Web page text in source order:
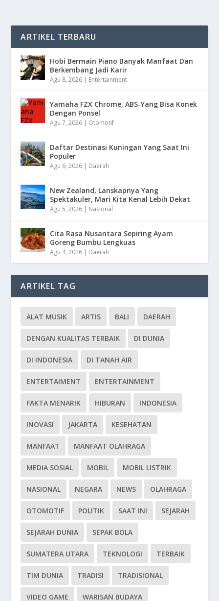
ARTIKEL TERBARU
Hobi Bermain Piano Banyak Manfaat Dan
Berkembang Jadi Karir
Agu 8, 2026 | Entertainment
Yamaha FZX Chrome, ABS-Yang Bisa Konek
Dengan Ponsel
Agu 7, 2026 | Otomotif
Daftar Destinasi Kuningan Yang Saat Ini
Populer
Agu 6, 2026 | Daerah
New Zealand, Lanskapnya Yang
Spektakuler, Mari Kita Kenal Lebih Dekat
Agu 5, 2026 | Nasional
Cita Rasa Nusantara Sepiring Ayam
Goreng Bumbu Lengkuas
Agu 4, 2026 | Daerah
ARTIKEL TAG
ALAT MUSIK ARTIS BALI DAERAH
DENGAN KUALITAS TERBAIK DI DUNIA
DI INDONESIA DI TANAH AIR
ENTERTAIMENT ENTERTAINMENT
FAKTA MENARIK HIBURAN INDONESIA
INOVASI JAKARTA KESEHATAN
MANFAAT MANFAAT OLAHRAGA
MEDIA SOSIAL MOBIL MOBIL LISTRIK
NASIONAL NEGARA NEWS OLAHRAGA
OTOMOTIF POLITIK SAAT INI SEJARAH
SEJARAH DUNIA SEPAK BOLA
SUMATERA UTARA TEKNOLOGI TERBAIK
TIM DUNIA TRADISI TRADISIONAL
VIDEO GAME WARISAN BUDAYA